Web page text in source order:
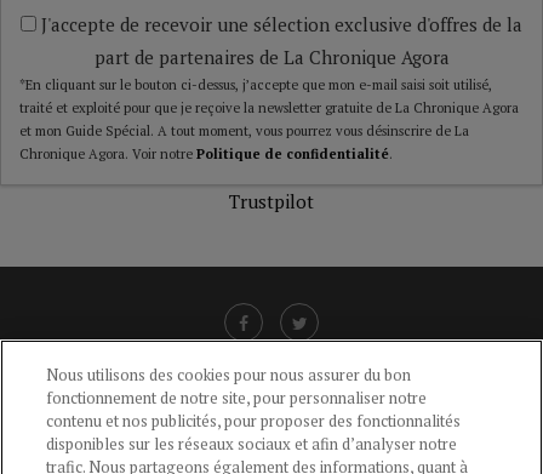
J'accepte de recevoir une sélection exclusive d'offres de la
part de partenaires de La Chronique Agora
*En cliquant sur le bouton ci-dessus, j’accepte que mon e-mail saisi soit utilisé,
traité et exploité pour que je reçoive la newsletter gratuite de La Chronique Agora
et mon Guide Spécial. A tout moment, vous pourrez vous désinscrire de La
Chronique Agora. Voir notre Politique de confidentialité.
Trustpilot
LIENS UTILES
CGU-POLITIQUE DE CONFIDENTIALITÉ -POLITIQUE DES COOKIES
Nous utilisons des cookies pour nous assurer du bon
fonctionnement de notre site, pour personnaliser notre
contenu et nos publicités, pour proposer des fonctionnalités
disponibles sur les réseaux sociaux et afin d’analyser notre
trafic. Nous partageons également des informations, quant à